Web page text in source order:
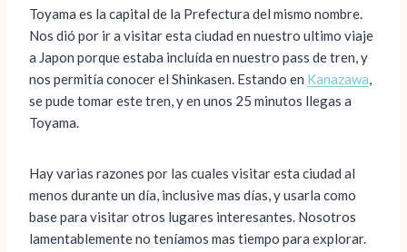
Toyama es la capital de la Prefectura del mismo nombre.
Nos dió por ir a visitar esta ciudad en nuestro ultimo viaje
a Japon porque estaba incluída en nuestro pass de tren, y
nos permitía conocer el Shinkasen. Estando en Kanazawa,
se pude tomar este tren, y en unos 25 minutos llegas a
Toyama.
Hay varias razones por las cuales visitar esta ciudad al
menos durante un día, inclusive mas días, y usarla como
base para visitar otros lugares interesantes. Nosotros
lamentablemente no teníamos mas tiempo para explorar.